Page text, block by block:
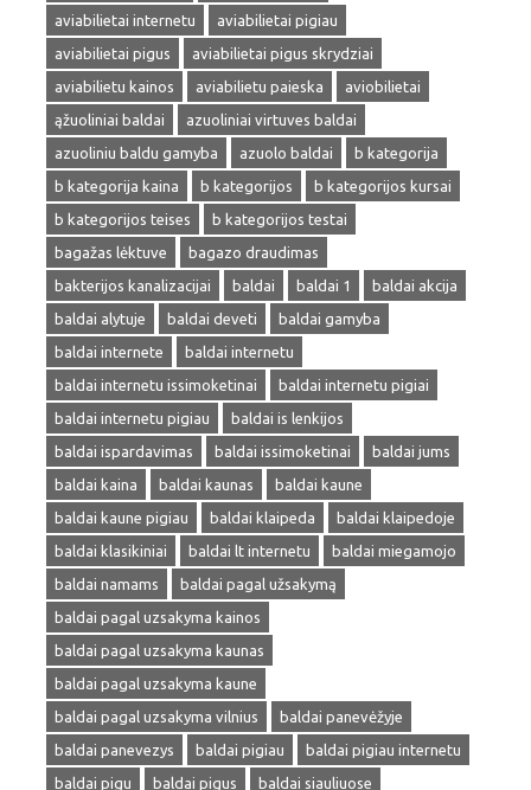
aviabilietai internetu
aviabilietai pigiau
aviabilietai pigus
aviabilietai pigus skrydziai
aviabilietu kainos
aviabilietu paieska
aviobilietai
ąžuoliniai baldai
azuoliniai virtuves baldai
azuoliniu baldu gamyba
azuolo baldai
b kategorija
b kategorija kaina
b kategorijos
b kategorijos kursai
b kategorijos teises
b kategorijos testai
bagažas lėktuve
bagazo draudimas
bakterijos kanalizacijai
baldai baldai 1
baldai akcija
baldai alytuje
baldai deveti
baldai gamyba
baldai internete
baldai internetu
baldai internetu issimoketinai
baldai internetu pigiai
baldai internetu pigiau
baldai is lenkijos
baldai ispardavimas
baldai issimoketinai
baldai jums
baldai kaina
baldai kaunas
baldai kaune
baldai kaune pigiau
baldai klaipeda
baldai klaipedoje
baldai klasikiniai
baldai lt internetu
baldai miegamojo
baldai namams
baldai pagal užsakymą
baldai pagal uzsakyma kainos
baldai pagal uzsakyma kaunas
baldai pagal uzsakyma kaune
baldai pagal uzsakyma vilnius
baldai panevėžyje
baldai panevezys
baldai pigiau
baldai pigiau internetu
baldai pigu
baldai pigus baldai siauliuose